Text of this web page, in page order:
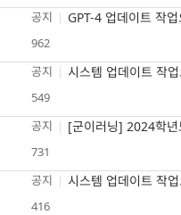
공지
962
공지
549
공지
731
공지
416